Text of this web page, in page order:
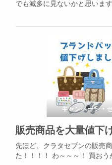
でも滅多に見ないかと思いま
キャンペーン・
販売商品を大量値下
先ほど、クラタセブンの販売
た！！！！ わ～～～！ 買おう